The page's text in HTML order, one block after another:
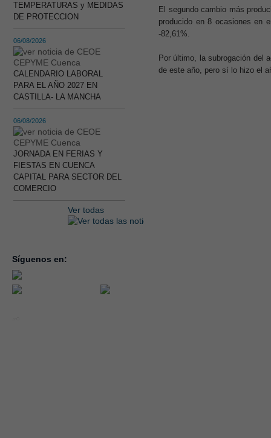
TEMPERATURAS y MEDIDAS
DE PROTECCION
06/08/2026
CALENDARIO LABORAL
PARA EL AÑO 2027 EN
CASTILLA- LA MANCHA
06/08/2026
JORNADA EN FERIAS Y
FIESTAS EN CUENCA
CAPITAL PARA SECTOR DEL
COMERCIO
Ver todas
El segundo cambio más
producido en 8 ocasiones en
-82,61%.
Por último, la subrogación del
de este año, pero sí lo hizo el
Síguenos en: